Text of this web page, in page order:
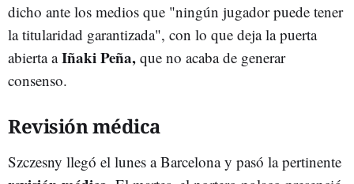
dicho ante los medios que "ningún jugador puede tener
la titularidad garantizada", con lo que deja la puerta
abierta aIñaki Peña, que no acaba de generar
consenso.
Revisión médica
Szczesny llegó el lunes a Barcelona y pasó la pertinente